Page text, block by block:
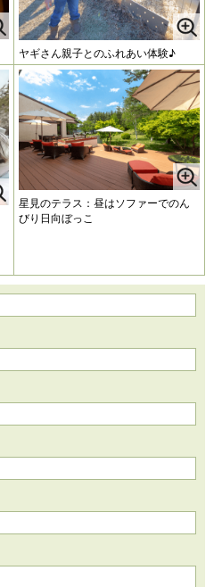
ヤギさん親子とのふれあい体験♪
星見のテラス：昼はソファーでのん
びり日向ぼっこ